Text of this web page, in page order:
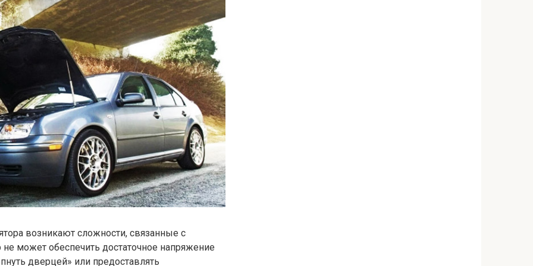
возникают сложности, связанные с
не может обеспечить достаточное напряжение
дверцей» или предоставлять